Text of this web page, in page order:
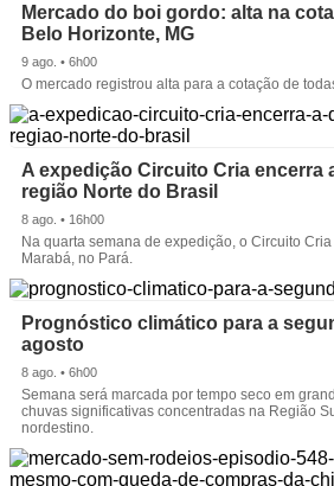
Mercado do boi gordo: alta na
Belo Horizonte, MG
9 ago. • 6h00
O mercado registrou alta para a cotação de
A expedição Circuito Cria encerra
região Norte do Brasil
8 ago. • 16h00
Na quarta semana de expedição, o Circuito
Marabá, no Pará.
Prognóstico climático para a
agosto
8 ago. • 6h00
Semana será marcada por tempo seco em
chuvas significativas concentradas na Região
nordestino.